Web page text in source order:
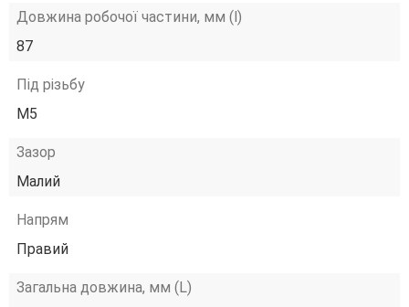
Довжина робочої частини, мм (l)
87
Під різьбу
М5
Зазор
Малий
Напрям
Правий
Загальна довжина, мм (L)